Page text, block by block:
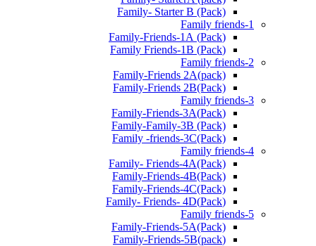
Family- Starter B (Pack)
Family friends-1
(Pack) Family-Friends-1A
(Pack) Family Friends-1B
Family friends-2
Family-Friends 2A(pack)
Family-Friends 2B(Pack)
Family friends-3
(Pack)Family-Friends-3A
Family-Family-3B (Pack)
Family -friends-3C(Pack)
Family friends-4
Family- Friends-4A(Pack)
Family-Friends-4B(Pack)
Family-Friends-4C(Pack)
(Pack)Family- Friends- 4D
Family friends-5
Family-Friends-5A(Pack)
(pack)Family-Friends-5B